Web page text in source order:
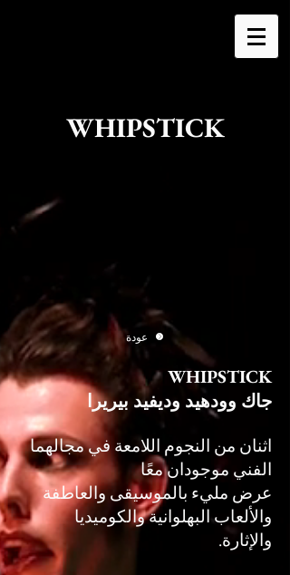
WHIPSTICK
عودة
WHIPSTICK
جاك وودهيد وديفيد بيريرا
اثنان من النجوم اللامعة في مجالهما
الفني موجودان معًا
عرض مليء بالموسيقى والعاطفة
والألعاب البهلوانية والكوميديا
والإثارة.